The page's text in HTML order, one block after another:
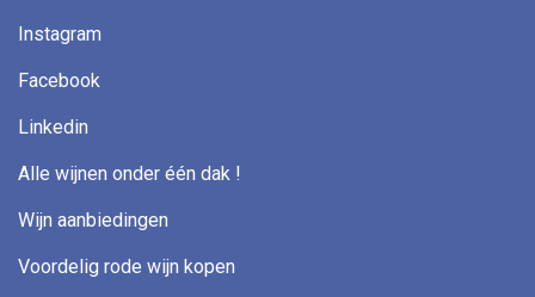
Instagram
Facebook
Linkedin
Alle wijnen onder één dak !
Wijn aanbiedingen
Voordelig rode wijn kopen